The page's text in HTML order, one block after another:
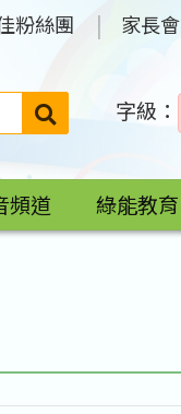
粉絲團 家長會
搜
字級：
頻道 綠能教育